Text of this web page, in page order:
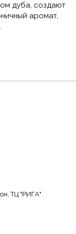
дуба, создают
аромат,
ТЦ "РИГА"